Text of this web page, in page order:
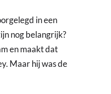
in een
nog belangrijk?
en maakt dat
Maar hij was de